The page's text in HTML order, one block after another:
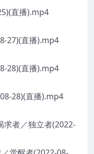
直播).mp4
27)(直播).mp4
28)(直播).mp4
28)(直播).mp4
者／独立者(2022-